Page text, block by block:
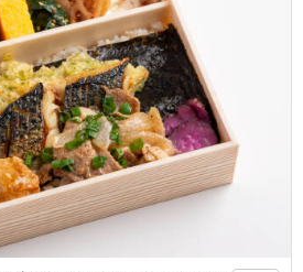
が足りません！！(笑) とても美味し
たいと思います！！
影›スタジオ撮影
30